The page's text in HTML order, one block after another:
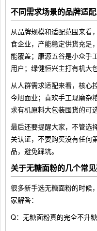
不同需求场景的品牌适
从品牌规模和适配范围来看
食企业，产能稳定供货充足
能覆盖；康源五谷是小众手
用户；绿健恒兴主打有机大
从人群需求适配来看，核心
今旭面业；喜欢手工现磨杂
求有机原料大包装囤货的可
最后还要提醒大家，不管选
关认证，不要购买没有任何
品，避免踩坑。
关于无糖面粉的几个常
很多新手选无糖面粉的时候
家解答：
Q：无糖面粉真的完全不升糖